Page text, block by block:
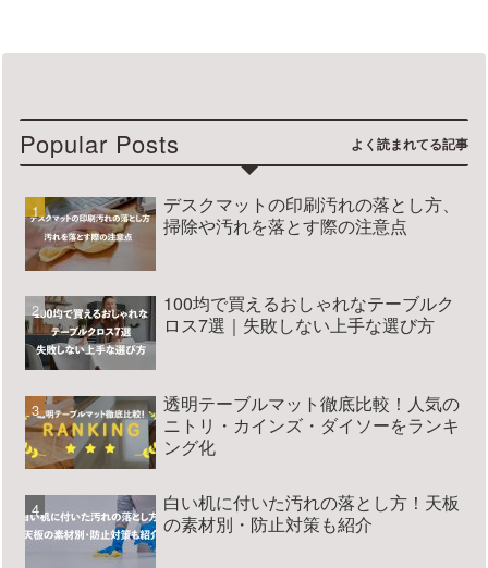
Popular Posts
デスクマットの印刷汚れの落とし方、
掃除や汚れを落とす際の注意点
100均で買えるおしゃれなテーブルク
ロス7選｜失敗しない上手な選び方
透明テーブルマット徹底比較！人気の
ニトリ・カインズ・ダイソーをランキ
ング化
白い机に付いた汚れの落とし方！天板
の素材別・防止対策も紹介